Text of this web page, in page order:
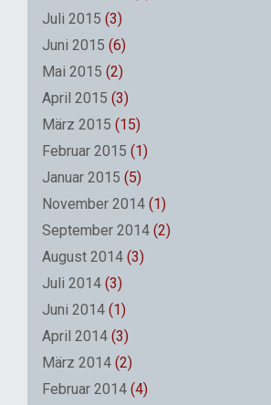
Juli 2015 (3)
Juni 2015 (6)
Mai 2015 (2)
April 2015 (3)
März 2015 (15)
Februar 2015 (1)
Januar 2015 (5)
November 2014 (1)
September 2014 (2)
August 2014 (3)
Juli 2014 (3)
Juni 2014 (1)
April 2014 (3)
März 2014 (2)
Februar 2014 (4)